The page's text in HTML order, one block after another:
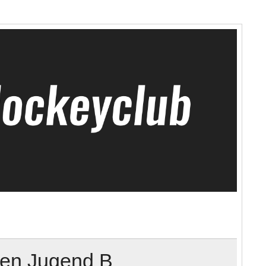
Jugend B